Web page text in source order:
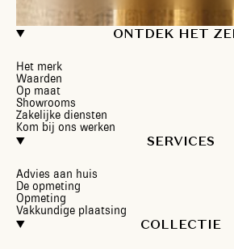
ONTDEK HET
Het merk
Waarden
Op maat
Showrooms
Zakelijke diensten
Kom bij ons werken
SERVICES
Advies aan huis
De opmeting
Opmeting
Vakkundige plaatsing
COLLECTIE